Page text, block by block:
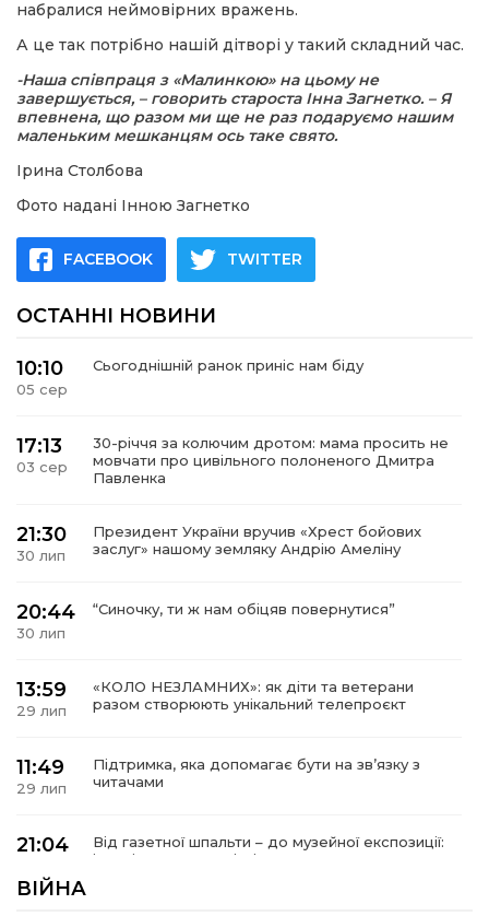
набралися неймовірних вражень.
А це так потрібно нашій дітворі у такий складний час.
-Наша співпраця з «Малинкою» на цьому не
завершується, – говорить староста Інна Загнетко. – Я
впевнена, що разом ми ще не раз подаруємо нашим
маленьким мешканцям ось таке свято.
Ірина Столбова
Фото надані Інною Загнетко
FACEBOOK TWITTER
ОСТАННІ НОВИНИ
10:10
05 сер
Сьогоднішній ранок приніс нам біду
17:13
03 сер
30-річчя за колючим дротом: мама просить не
мовчати про цивільного полоненого Дмитра
Павленка
21:30
30 лип
Президент України вручив «Хрест бойових
заслуг» нашому земляку Андрію Амеліну
20:44
30 лип
“Синочку, ти ж нам обіцяв повернутися”
13:59
29 лип
«КОЛО НЕЗЛАМНИХ»: як діти та ветерани
разом створюють унікальний телепроєкт
11:49
29 лип
Підтримка, яка допомагає бути на зв’язку з
читачами
21:04
Від газетної шпальти – до музейної експозиції:
історії Героїв Барвінківщини стали частиною
ВІЙНА